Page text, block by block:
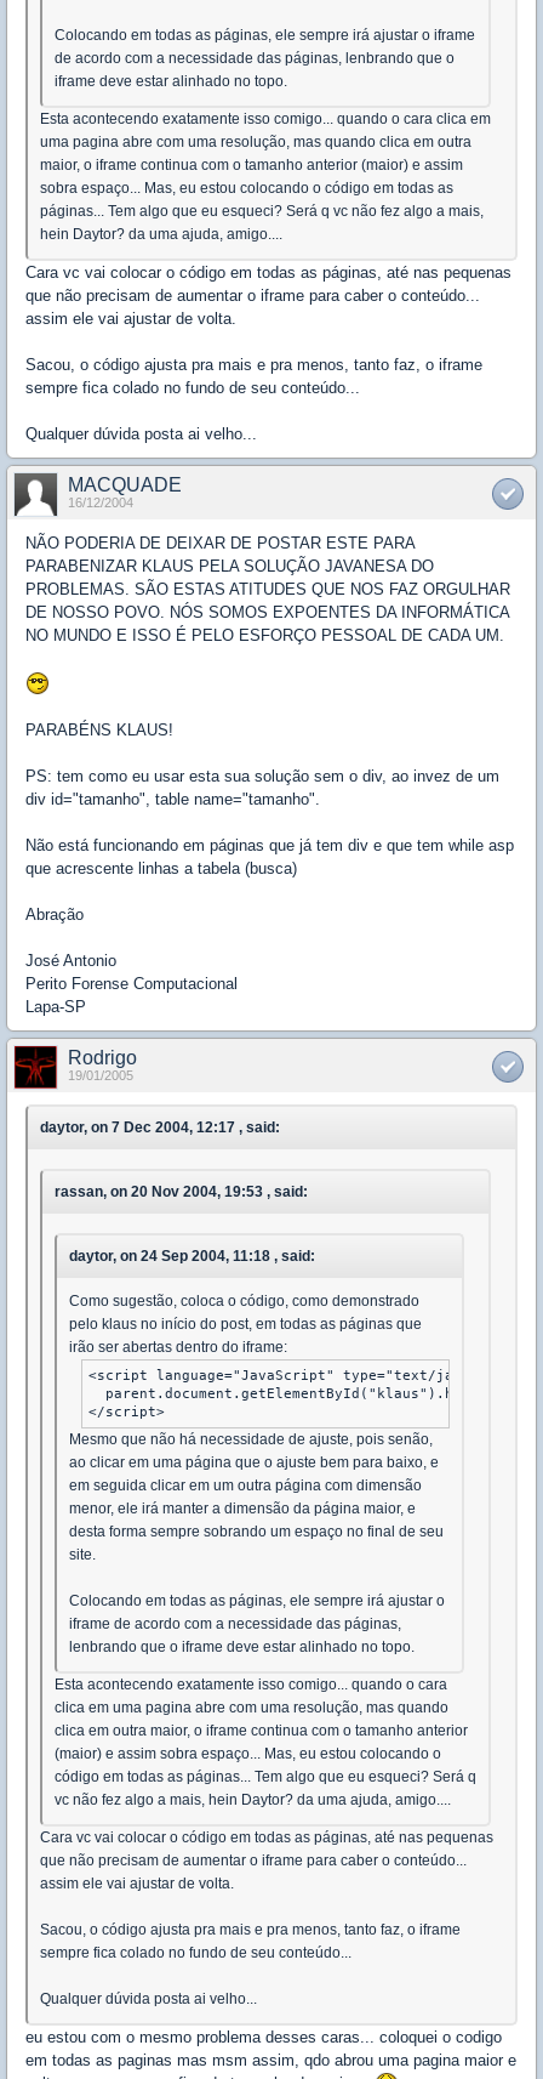
Colocando em todas as páginas, ele sempre irá ajustar o iframe
de acordo com a necessidade das páginas, lenbrando que o
iframe deve estar alinhado no topo.
Esta acontecendo exatamente isso comigo... quando o cara clica em
uma pagina abre com uma resolução, mas quando clica em outra
maior, o iframe continua com o tamanho anterior (maior) e assim
sobra espaço... Mas, eu estou colocando o código em todas as
páginas... Tem algo que eu esqueci? Será q vc não fez algo a mais,
hein Daytor? da uma ajuda, amigo....
Cara vc vai colocar o código em todas as páginas, até nas pequenas
que não precisam de aumentar o iframe para caber o conteúdo...
assim ele vai ajustar de volta.
Sacou, o código ajusta pra mais e pra menos, tanto faz, o iframe
sempre fica colado no fundo de seu conteúdo...
Qualquer dúvida posta ai velho...
MACQUADE
16/12/2004
NÃO PODERIA DE DEIXAR DE POSTAR ESTE PARA
PARABENIZAR KLAUS PELA SOLUÇÃO JAVANESA DO
PROBLEMAS. SÃO ESTAS ATITUDES QUE NOS FAZ ORGULHAR
DE NOSSO POVO. NÓS SOMOS EXPOENTES DA INFORMÁTICA
NO MUNDO E ISSO É PELO ESFORÇO PESSOAL DE CADA UM.
PARABÉNS KLAUS!
PS: tem como eu usar esta sua solução sem o div, ao invez de um
div id="tamanho", table name="tamanho".
Não está funcionando em páginas que já tem div e que tem while asp
que acrescente linhas a tabela (busca)
Abração
José Antonio
Perito Forense Computacional
Lapa-SP
Rodrigo
19/01/2005
daytor, on 7 Dec 2004, 12:17 , said:
rassan, on 20 Nov 2004, 19:53 , said:
daytor, on 24 Sep 2004, 11:18 , said:
Como sugestão, coloca o código, como demonstrado
pelo klaus no início do post, em todas as páginas que
irão ser abertas dentro do iframe:
<script language="JavaScript" type="text/javascript">
parent.document.getElementById("klaus").height =
Mesmo que não há necessidade de ajuste, pois senão,
ao clicar em uma página que o ajuste bem para baixo, e
em seguida clicar em um outra página com dimensão
menor, ele irá manter a dimensão da página maior, e
desta forma sempre sobrando um espaço no final de seu
site.
Colocando em todas as páginas, ele sempre irá ajustar o
iframe de acordo com a necessidade das páginas,
lenbrando que o iframe deve estar alinhado no topo.
Esta acontecendo exatamente isso comigo... quando o cara
clica em uma pagina abre com uma resolução, mas quando
clica em outra maior, o iframe continua com o tamanho anterior
(maior) e assim sobra espaço... Mas, eu estou colocando o
código em todas as páginas... Tem algo que eu esqueci? Será q
vc não fez algo a mais, hein Daytor? da uma ajuda, amigo....
Cara vc vai colocar o código em todas as páginas, até nas pequenas
que não precisam de aumentar o iframe para caber o conteúdo...
assim ele vai ajustar de volta.
Sacou, o código ajusta pra mais e pra menos, tanto faz, o iframe
sempre fica colado no fundo de seu conteúdo...
Qualquer dúvida posta ai velho...
eu estou com o mesmo problema desses caras... coloquei o codigo
em todas as paginas mas msm assim, qdo abrou uma pagina maior e